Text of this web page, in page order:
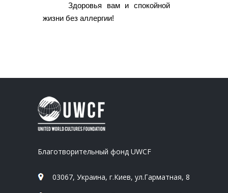
Здоровья вам и спокойной
жизни без аллергии!
Благотворительный фонд UWCF
03067, Украина, г.Киев, ул.Гарматная, 8